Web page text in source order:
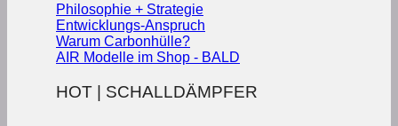
Philosophie + Strategie
Entwicklungs-Anspruch
Warum Carbonhülle?
AIR Modelle im Shop - BALD
HOT | SCHALLDÄMPFER